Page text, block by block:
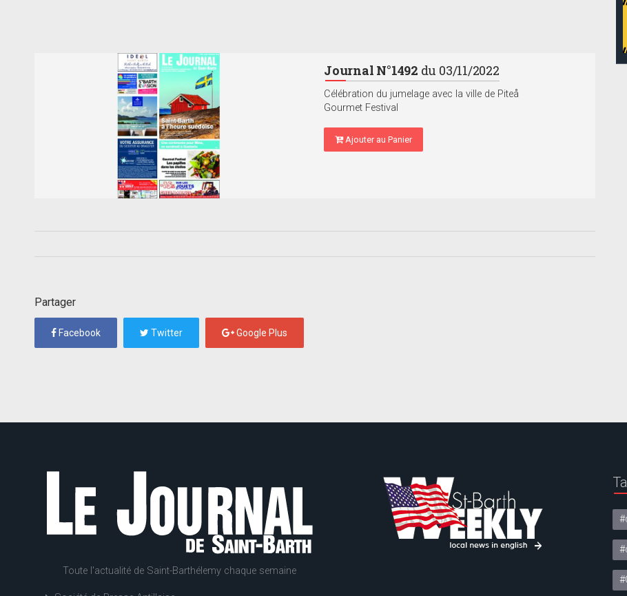
Journal N°1492 du 03/11/2022
Célébration du jumelage avec la ville de Piteå
Gourmet Festival
Ajouter au Panier
Partager
Facebook Twitter Google Plus
Toute l'actualité de Saint-Barthélemy chaque semaine